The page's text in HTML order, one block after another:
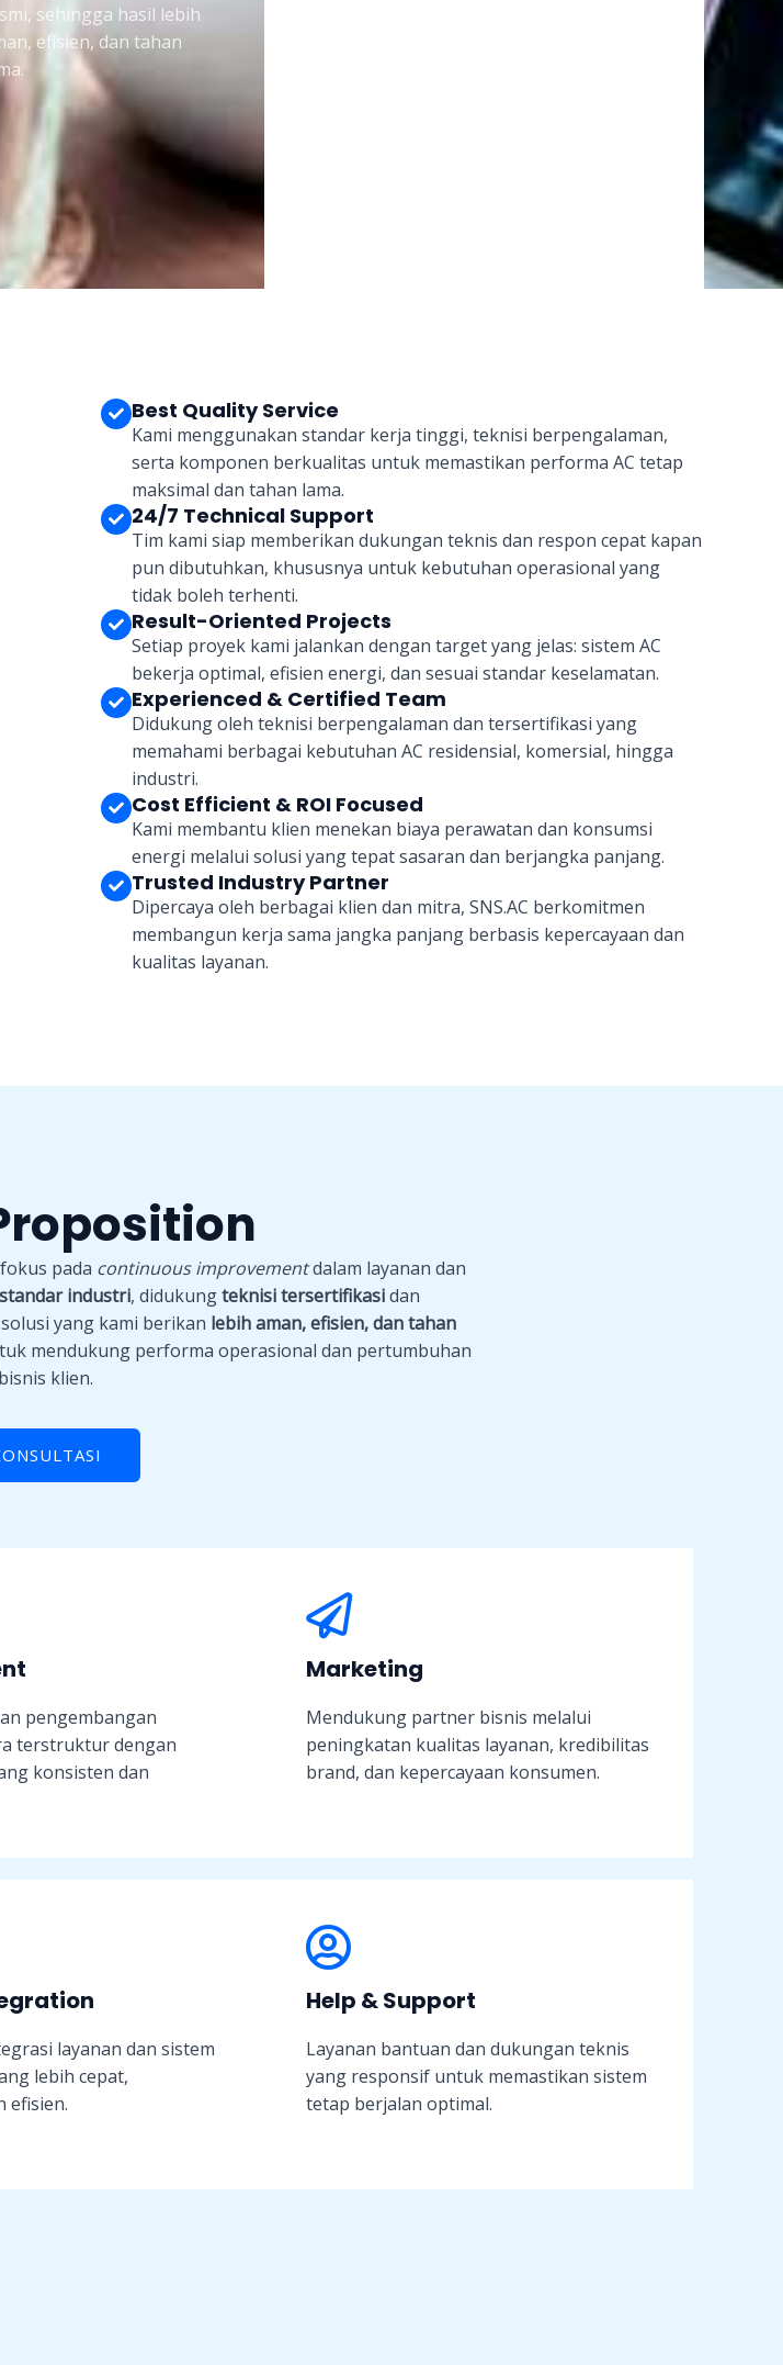
sehingga hasil lebih
efisien, dan tahan
Best Quality Service
Kami menggunakan standar kerja tinggi, teknisi berpengalaman,
serta komponen berkualitas untuk memastikan performa AC tetap
maksimal dan tahan lama.
24/7 Technical Support
Tim kami siap memberikan dukungan teknis dan respon cepat kapan
pun dibutuhkan, khususnya untuk kebutuhan operasional yang
tidak boleh terhenti.
Result-Oriented Projects
Setiap proyek kami jalankan dengan target yang jelas: sistem AC
bekerja optimal, efisien energi, dan sesuai standar keselamatan.
Experienced & Certified Team
Didukung oleh teknisi berpengalaman dan tersertifikasi yang
memahami berbagai kebutuhan AC residensial, komersial, hingga
industri.
Cost Efficient & ROI Focused
Kami membantu klien menekan biaya perawatan dan konsumsi
energi melalui solusi yang tepat sasaran dan berjangka panjang.
Trusted Industry Partner
Dipercaya oleh berbagai klien dan mitra, SNS.AC berkomitmen
membangun kerja sama jangka panjang berbasis kepercayaan dan
kualitas layanan.
pada continuous improvementdalam layanan dan
standar industri, didukungteknisi tersertifikasidan
yang kami berikan lebih aman, efisien, dan tahan
mendukung performa operasional dan pertumbuhan
bisnis klien.
pengembangan
terstruktur dengan
konsisten dan
Marketing
Mendukung partner bisnis melalui
peningkatan kualitas layanan, kredibilitas
brand, dan kepercayaan konsumen.
layanan dan sistem
lebih cepat,
efisien.
Help & Support
Layanan bantuan dan dukungan teknis
yang responsif untuk memastikan sistem
tetap berjalan optimal.